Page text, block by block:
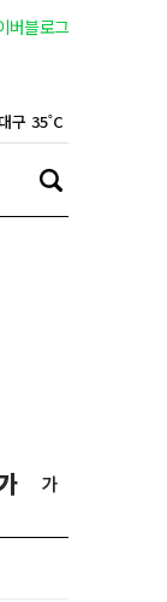
버블로그
대구 35˚C
인천 32˚C
주 31˚C